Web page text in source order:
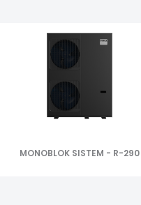
MONOBLOK SISTEM - R-290